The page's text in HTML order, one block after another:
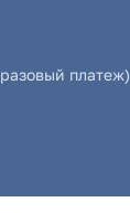
платеж)